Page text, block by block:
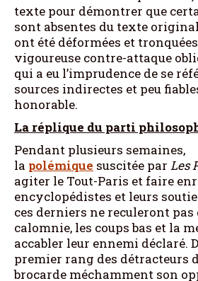
texte pour démontrer que
sont absentes du texte original
ont été déformées et
vigoureuse contre-attaque
qui a eu l’imprudence de se
sources indirectes et peu
honorable.
La réplique du parti
Pendant plusieurs semaines,
la polémique suscitée par Les
agiter le Tout-Paris et faire
encyclopédistes et leurs
ces derniers ne reculeront
calomnie, les coups bas et la
accabler leur ennemi déclaré.
premier rang des détracteurs
brocarde méchamment son